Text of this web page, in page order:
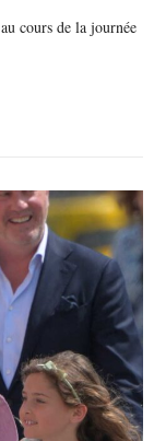
cours de la journée